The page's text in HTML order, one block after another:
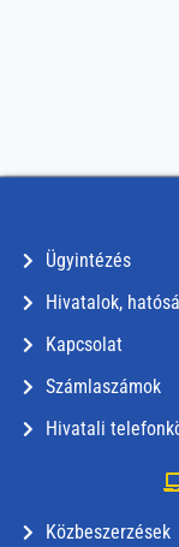
Ügyintézés
Hivatalok,
Kapcsolat
Számlaszámok
Hivatali
Közbeszerzések